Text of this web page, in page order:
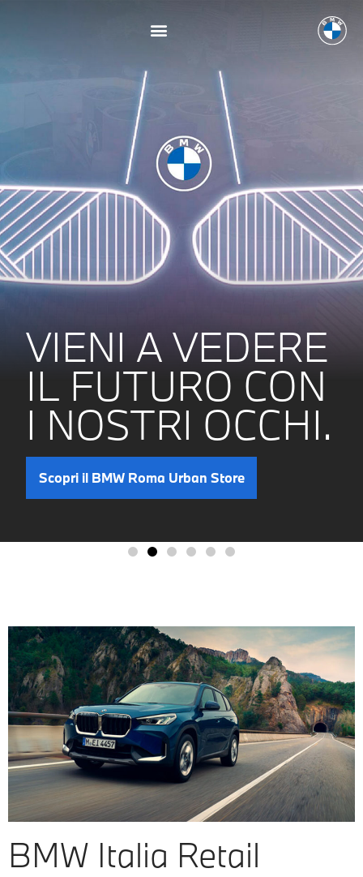
VIENI A VEDERE
IL FUTURO CON
I NOSTRI OCCHI.
Scopri il BMW Roma Urban Store
BMW Italia Retail